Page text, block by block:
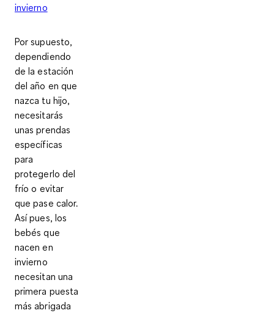
invierno
Por supuesto,
dependiendo
de la estación
del año en que
nazca tu hijo,
necesitarás
unas prendas
específicas
para
protegerlo del
frío o evitar
que pase calor.
Así pues, los
bebés que
nacen en
invierno
necesitan una
primera puesta
más abrigada